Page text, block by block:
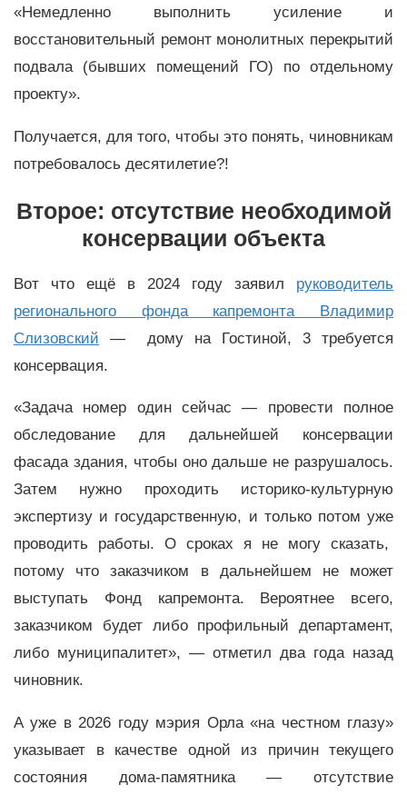
«Немедленно выполнить усиление и
восстановительный ремонт монолитных перекрытий
подвала (бывших помещений ГО) по отдельному
проекту».
Получается, для того, чтобы это понять, чиновникам
потребовалось десятилетие?!
Второе: отсутствие необходимой
консервации объекта
Вот что ещё в 2024 году заявил руководитель
регионального фонда капремонта Владимир
Слизовский — дому на Гостиной, 3 требуется
консервация.
«Задача номер один сейчас — провести полное
обследование для дальнейшей консервации
фасада здания, чтобы оно дальше не разрушалось.
Затем нужно проходить историко-культурную
экспертизу и государственную, и только потом уже
проводить работы. О сроках я не могу сказать,
потому что заказчиком в дальнейшем не может
выступать Фонд капремонта. Вероятнее всего,
заказчиком будет либо профильный департамент,
либо муниципалитет», — отметил два года назад
чиновник.
А уже в 2026 году мэрия Орла «на честном глазу»
указывает в качестве одной из причин текущего
состояния дома-памятника — отсутствие